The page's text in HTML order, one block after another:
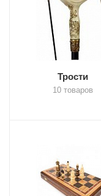
Трости
10 товаров